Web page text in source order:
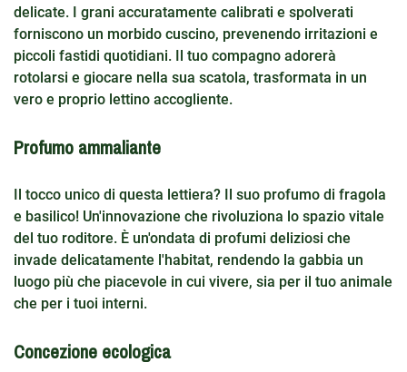
delicate. I grani accuratamente calibrati e spolverati
forniscono un morbido cuscino, prevenendo irritazioni e
piccoli fastidi quotidiani. Il tuo compagno adorerà
rotolarsi e giocare nella sua scatola, trasformata in un
vero e proprio lettino accogliente.
Profumo ammaliante
Il tocco unico di questa lettiera? Il suo profumo di fragola
e basilico! Un'innovazione che rivoluziona lo spazio vitale
del tuo roditore. È un'ondata di profumi deliziosi che
invade delicatamente l'habitat, rendendo la gabbia un
luogo più che piacevole in cui vivere, sia per il tuo animale
che per i tuoi interni.
Concezione ecologica